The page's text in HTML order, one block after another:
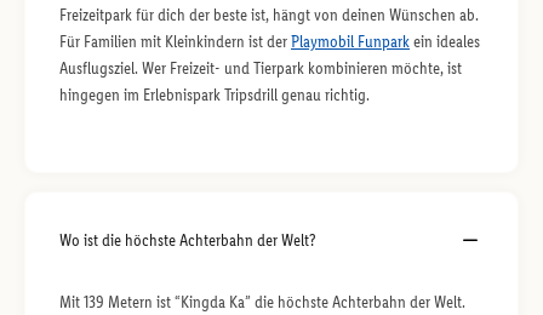
Freizeitpark für dich der beste ist, hängt von deinen Wünschen ab.
Für Familien mit Kleinkindern ist derPlaymobil Funparkein ideales
Ausflugsziel. Wer Freizeit- und Tierpark kombinieren möchte, ist
hingegen im Erlebnispark Tripsdrill genau richtig.
Wo ist die höchste Achterbahn der Welt?
Mit 139 Metern ist “Kingda Ka” die höchste Achterbahn der Welt.